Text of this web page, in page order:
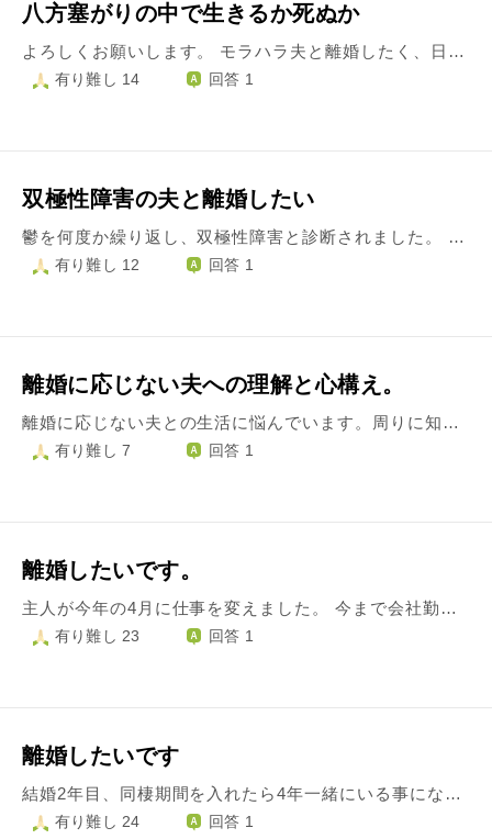
八方塞がりの中で生きるか死ぬか
よろしくお願いします。 モラハラ夫と離婚したく、日記をつけ証拠を集め、日銭を貯めている日々です…が、八方塞がりになってしまいました。 子供たちは良い子たちで、正義感が強く、私を守ろうとしてくれます。 末っ子がちょうど反抗期で、夫のモラハラに正論で言い返すようになり、殴られやしないかと気が気ではありません。 正しいことを咎めたくありませんが、夫が逆上し咄嗟の暴力から子供を庇えなかったら…それが恐ろしいのです。 私は両親が離婚裁判を始めた頃にできてしまった子供で両家親族から大変疎まれ、誰にも望まれず、許されず、大人になった今も生まれてきたことを責められております。母にはせめてもの償いにと、結婚して２０年ずっと母の店を手伝っております。その母には離婚を反対されています。最低限の賃金しかもらっていないので、それでは離婚後の生活が成り立たないため、これまでのように店を手伝えなくなるからだろうと思います。 兄が二人おりますが縁切りをしています。父方とも最近縁切りをしました。 父と父方親族は全てを誰かのせいにしないと生きていけない人々で、今まで私を罵倒し続けていましたが私も疲れてしまって、生まれてくることも許していただけなかったのですから、私はいないものと思ってくださいと縁を切らせていただきました。 その罰なのか父方の病が私に遺伝しており、ひとつは今夏手術で完治しましたが、もうひとつは現在ちゃんとした治療も薬も無く自然治癒に任せており、繰り返す症状にただひたすら堪え忍んでおります。呼吸器なのでこのコロナにかかれば簡単に死ぬでしょう。 そうでなくとも、夫は病気や医師の話を全く理解せず、大袈裟に言ってるだけだと言い張り、絶対安静と目の前で医師が説明しても何の気遣いも無く、お茶ひとつ自分でいれません。医師の説明どおり、無理をすればいつ就寝時に悪化して死ぬかもわかりません。ですがこのような状況に夫と子供たちを置いて長期入院はできません。 協力も相談も誰に頼れるはずもなく、八方塞がりに陥って困ってしまいました。 なるようにしかならないでしょうが、どうしたものか。病むに病まれず。 離婚も病もこれから生きていけるのかも、何もかもがよくわからなくなってしまいました。兄と姉にも申し訳なく不甲斐ないです。 どうか、知恵をお貸しください。 よろしくお願い申し上げます。
有り難し 14 回答 1
双極性障害の夫と離婚したい
鬱を何度か繰り返し、双極性障害と診断されました。 長らく寛解してましたが、ここ最近テンションが高くなっています。病院にはいってくれません。 怒りっぽく、わたしにも、バカとか人前でも罵ったりします。子供にも暴言を吐いたり、もう疲れました。 今まで鬱になったときは看病もしてきましたがもう嫌です。 これからもずっと夫の病気な怯えながら生きていくのかと思うと生きている意味がないような気がします。 でも病気の人間を見捨てるとおもうとどうしていいかわかりません。
有り難し 12 回答 1
離婚に応じない夫への理解と心構え。
離婚に応じない夫との生活に悩んでいます。周りに知り合いも相談できる相手もおらず、どうしていいのか分かりません。 というのも、私の生活は仕事もプライベートも主人に管理されているというか、「常にこちらが顔色を伺う関係」になってしまっているからです。 主人は自営で、私に現場仕事を手伝わせながら家事も任せるという生活をしています。もう過去の事ですが、ある取引先(A社とします)では、私は「親戚の子」として振る舞うように頼まれていました。主人は十年ほど前に離婚したんだバツイチなのですが、A社にはそれを隠していたからです。 当時、私のお給料は勝手に何ヵ月も未払いにされ、私だけ影で食事を抜いたり、僅かな小銭だけ持って隣駅の安いスーパーまで1人で歩いて行ったりしていました。空腹に耐えかねて主人が食べ終えた後の皿を舐め回していた時もあります。仕事で肩をいためても病院にも行けず、そんな私の前で時折前の奥様のお話をされるとき、心臓にナイフが突き刺さる思いでした。何度も「不要なら出ていきますし前の方と復縁したいなら協力する」と申し出ましたが、その度に不機嫌になられました。私はうつ気味になり、何度も自殺を考えました。ギリギリまで追い込まれました。 その後A社には悪い噂もあったし主人も不当な扱いを受けたので(そんな相手だからバツイチを隠していたようです)、縁を切るように説得し、私も二度と屈辱的な思いはしなくなりましたが、未だに強烈な劣等感を引きずっています。 主人の顔色を伺う所有物のような人生になってしまった事には、私にも充分非があったと思っています。 幸い主人の実家はすぐの距離で、何度も御手伝いに行っています。御両親はよくしてくださいます。主人はいずれ実家に一緒に戻って欲しいといいますが、具体的な話し合いはなく、主人も御両親も私からすると病的にマイペースで、どうしていいか分からない時が多いです。今年初め義父の入退院があり、色々心配なのですが、私だけが焦っているようです。 実家に戻るなら、主人の仕事からも手を引きたい(家事との両立が厳しいため)し、せめてするといった挙式や新婚旅行、親族に会わせるといった事もしてほしい。そう告げても相変わらず。子供が欲しいと言いながら何もしない。 離婚に応じないなら、私自身が過去を水に流して主人を理解するべきなのでしょうが、その心構えが分からずに苦しんでいます。
有り難し 7 回答 1
離婚したいです。
主人が今年の4月に仕事を変えました。 今まで会社勤めでしたが 全くしたことがない職種の職人になりました。 職人になってから 月給になり生活ができません。 何日働いても決まった額で 正直コンビニバイトの方がたくさんもらえるんじゃないかと思っています。 今年に入って高いものを購入したなど別に贅沢をしたわけではありません。 去年と同じ生活です。 もうすぐ下の子が卒業、来年度は上の子が進学といろいろと物入りになるので 主人に「今のままでは生活できません。」と伝えました。 さらに社長さんのパワハラがすごく 主人がよく気が滅入っていたので 辞めてもらえたら万々歳だ。と思っていました。 しかし「今の仕事がいい！辞める気はない！小遣いもらえなくても ここで頑張る！」と言いました。 話し合い 家族みんなで頑張ることにしましたが その矢先 主人の嘘が発覚。 私たちには 切り詰めろ、切り詰めろ！小遣いもらえなくてもここがいい！と言っていたのに 社長に借金したことにしてお給料から小遣いをもらおうとしていました。 せっかく 家族みんなで頑張ろうと思っていたのに 嘘をつかれて心が折れました。 離婚話をしたら 冷却期間で別居（主人が実家に帰る）と言う話でしたが 1週間経とうとしているのに 家にいます。 家でもお互い会話なし、私は終業時間が近づくと「はぁ…。帰りたくないなぁ。」と胃が痛くなりだします。 こんな日々を過ごすなら 子供たちと3人で暮らした方が心も体も健康でいいと思ってしまいます。 この前の嘘で 愛情なんてなくなりました。 主人が仕事を選んだ理由は 社長がいずれは役職をあたえる！と言っているようで 私は「歳をとってからラクしてお金がもらえる！と思っているのかな？ それを当てにしているのかな？」と思っています。 子供たちは 家族より 社長を選んだ。と言っています。 私の父は 主人に家族のためにと再就職先を紹介してくれました。しかし 主人はやめない！と言い 離婚反対派の父が「自分はみんなの幸せのためにいろいろしたつもり。だけど 〇〇くんが変わらないなら 一緒にいても辛いだけだろう。もう3人の幸せのために離婚してもいい。何かあったら頼りなさい。」と言ってくれました。 父が言う前から 離婚しようと思っていましたが さらに強くなりました。
有り難し 23 回答 1
離婚したいです
結婚2年目、同棲期間を入れたら4年一緒にいる事になります。主人の実家の近くに住んでいます。 最初の2年は御両親にも会わせてもらえませんでした。未だに御両親以外の身内、知り合い、友人にも会わせてもらえません。私には結婚式も新婚旅行もありませんでした。 同棲期間中にお金も渡してもらえず、私のお給料も彼に管理されていたので、貯金を切り崩してしまいました。自分だけ食事を抜いたりもしました。 家の事をしながら自分の仕事を手伝って欲しいと言われ、必死に尽くしました。 彼は子供が欲しいといいます。私は自分の排卵日を伝えますが、彼は何もしません。自分が不妊なのかも分からぬまま、30歳になりました。 こちらに知り合いもいません。 彼は私に実家に入ってもらって、両親のことも頼みたいようです。 今年の初め、義理の父が入院することになり、小まめに顔をだしたり、義母に付き添って病院にいったり、差し入れをしたり、退院するまでの3ヶ月間弱音を吐かずに明るく振る舞いました。 義父が無事に退院後も、主人はマイペースで、今後の事(いつ実家に移るのか、本当に私が彼の実家に入っていいのか)を話してもくれません。 私はいつも不安です。結婚式もしてくれず、身内に挨拶もさせてもらえないまま放っておかれてしまっているのに、義理の実家で親戚の話が出ると、会話に入っていけません。 私なりに「みんな仲良くてうらやましいですね、私も会ってみたいな」などと加わろうとするのですが、タイミング悪くみんなテレビに夢中だったりするので、一人で落ち込んでいます。 主人は間に入って雰囲気を良くするなんてことは、初めて連れてきてもらった時から一度もありません。 連れてきて満足して、一人でタバコ吸いにいったり、一人で新聞読んだりスマホしたり。基本それぞれ好きにする感じのお家で、初めて連れてきてもらった時からテレビがつけっぱなしの部屋で、うまく会話が出来ずに途方に暮れたりもしました。 いつも孤独だし、将来私達夫婦がいつどこに住むのか、私の妊娠出産に対してどこまで本気なのか、分からずに苦しいです。 家事もこなしてるし、自営業の彼の仕事で頼まれたことは引き受けてるし、みっともなくないように身だしなみや体型も管理してます。 最近、私は死んでるみたいだなと思うようになりました。 離婚を切り出したのですが、応じてもらえません。
有り難し 24 回答 1